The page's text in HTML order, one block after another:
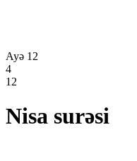
Ayə 12
4
12
Nisa surəsi